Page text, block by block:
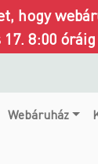
8:00
Webáruház